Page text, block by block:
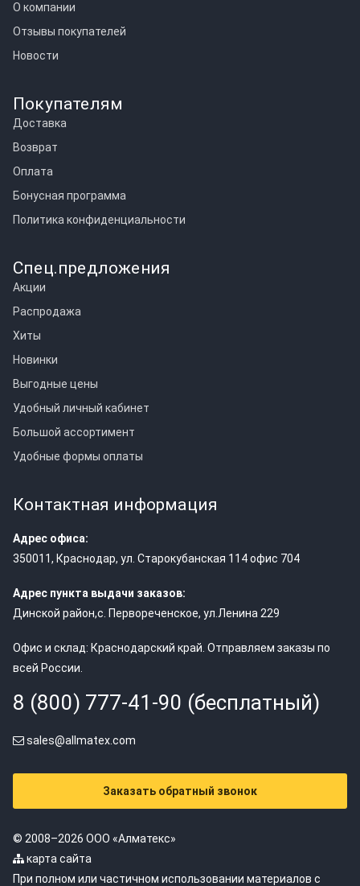
О компании
Отзывы покупателей
Новости
Покупателям
Доставка
Возврат
Оплата
Бонусная программа
Политика конфиденциальности
Спец.предложения
Акции
Распродажа
Хиты
Новинки
Выгодные цены
Удобный личный кабинет
Большой ассортимент
Удобные формы оплаты
Контактная информация
Адрес офиса:
350011, Краснодар, ул. Старокубанская 114 офис 704
Адрес пункта выдачи заказов:
Динской район,с. Первореченское, ул.Ленина 229
Офис и склад: Краснодарский край. Отправляем заказы по
всей России.
8 (800) 777-41-90 (бесплатный)
sales@allmatex.com
Заказать обратный звонок
© 2008–2026 ООО «Алматекс»
карта сайта
При полном или частичном использовании материалов с